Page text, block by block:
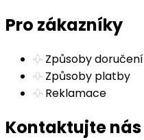
Pro zákazníky
Způsoby doručení
Způsoby platby
Reklamace
Kontaktujte nás